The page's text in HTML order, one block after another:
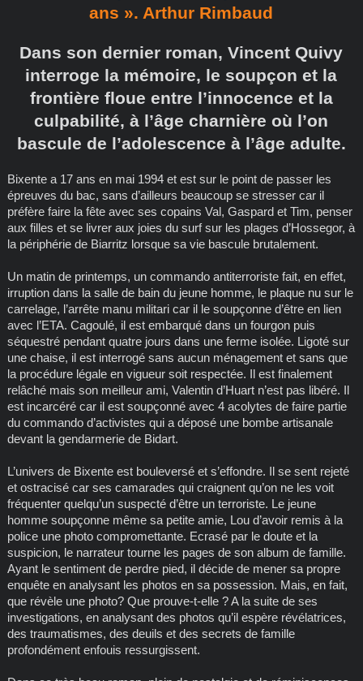
ans ». Arthur Rimbaud
Dans son dernier roman, Vincent Quivy
interroge la mémoire, le soupçon et la
frontière floue entre l’innocence et la
culpabilité, à l’âge charnière où l’on
bascule de l’adolescence à l’âge adulte.
Bixente a 17 ans en mai 1994 et est sur le point de passer les
épreuves du bac, sans d’ailleurs beaucoup se stresser car il
préfère faire la fête avec ses copains Val, Gaspard et Tim, penser
aux filles et se livrer aux joies du surf sur les plages d’Hossegor, à
la périphérie de Biarritz lorsque sa vie bascule brutalement.
Un matin de printemps, un commando antiterroriste fait, en effet,
irruption dans la salle de bain du jeune homme, le plaque nu sur le
carrelage, l’arrête manu militari car il le soupçonne d’être en lien
avec l’ETA. Cagoulé, il est embarqué dans un fourgon puis
séquestré pendant quatre jours dans une ferme isolée. Ligoté sur
une chaise, il est interrogé sans aucun ménagement et sans que
la procédure légale en vigueur soit respectée. Il est finalement
relâché mais son meilleur ami, Valentin d’Huart n’est pas libéré. Il
est incarcéré car il est soupçonné avec 4 acolytes de faire partie
du commando d’activistes qui a déposé une bombe artisanale
devant la gendarmerie de Bidart.
L’univers de Bixente est bouleversé et s’effondre. Il se sent rejeté
et ostracisé car ses camarades qui craignent qu’on ne les voit
fréquenter quelqu’un suspecté d’être un terroriste. Le jeune
homme soupçonne même sa petite amie, Lou d’avoir remis à la
police une photo compromettante. Ecrasé par le doute et la
suspicion, le narrateur tourne les pages de son album de famille.
Ayant le sentiment de perdre pied, il décide de mener sa propre
enquête en analysant les photos en sa possession. Mais, en fait,
que révèle une photo? Que prouve-t-elle ? A la suite de ses
investigations, en analysant des photos qu’il espère révélatrices,
des traumatismes, des deuils et des secrets de famille
profondément enfouis ressurgissent.